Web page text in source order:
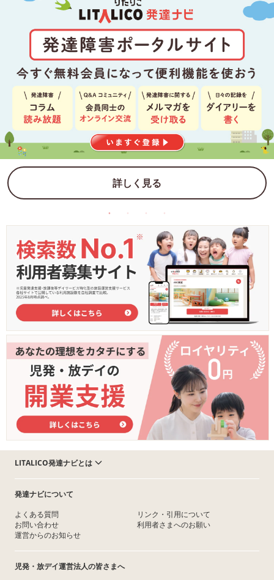
詳しく見る
LITALICO発達ナビとは
発達ナビについて
よくある質問
お問い合わせ
運営からのお知らせ
リンク・引用について
利用者さまへのお願い
児発・放デイ運営法人の皆さまへ